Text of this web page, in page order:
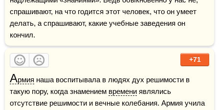
спрашивают, на что годится этот человек, что он умеет
делать, а спрашивают, какие учебные заведения он
кончил.
+71
Армия наша воспитывала в людях дух решимости в
такую пору, когда знамением времени являлись
отсутствие решимости и вечные колебания. Армия учила